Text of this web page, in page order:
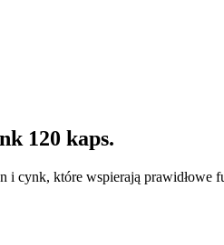
120 kaps.
które wspierają prawidłowe